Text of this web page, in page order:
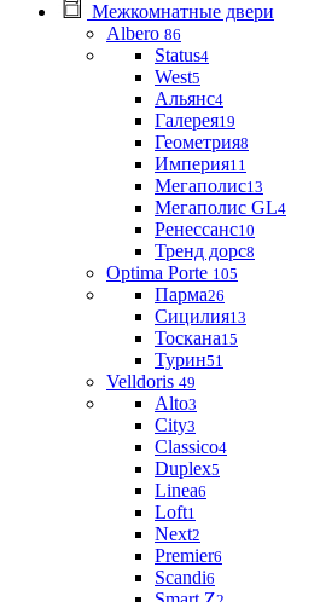
Межкомнатные двери
Albero 86
Status4
West5
Альянс4
Галерея19
Геометрия8
Империя11
Мегаполис13
Мегаполис GL4
Ренессанс10
Тренд дорс8
Optima Porte 105
Парма26
Сицилия13
Тоскана15
Турин51
Velldoris 49
Alto3
City3
Classico4
Duplex5
Linea6
Loft1
Next2
Premier6
Scandi6